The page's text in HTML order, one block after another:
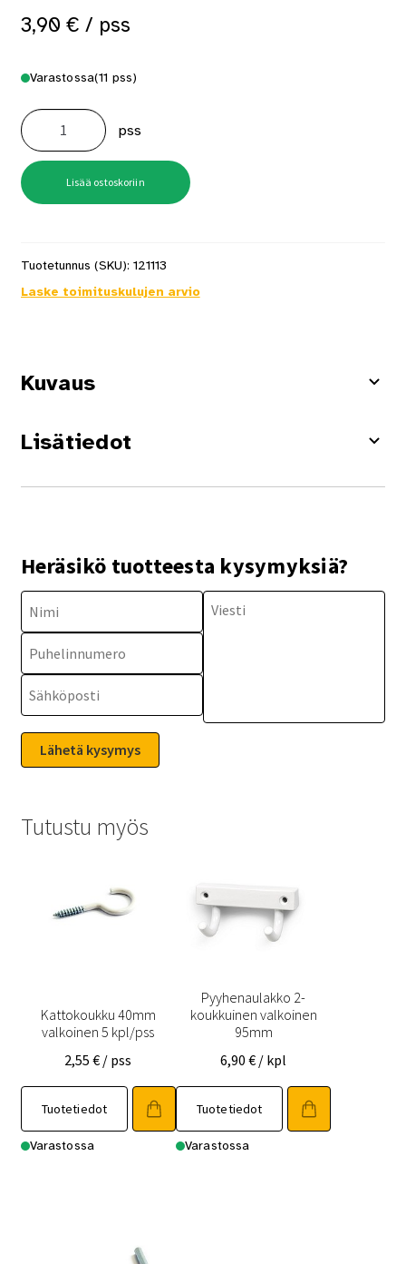
3,90 € / pss
Varastossa(11 pss)
Kattokoukku
60mm
valkoinen
5
kpl/pss
määrä
pss
Lisää ostoskoriin
Tuotetunnus (SKU): 121113
Laske toimituskulujen arvio
Kuvaus
Lisätiedot
Heräsikö tuotteesta kysymyksiä?
Tutustu myös
Kattokoukku 40mm
valkoinen 5 kpl/pss
2,55€ / pss
Tuotetiedot
Varastossa
Pyyhenaulakko 2-
koukkuinen valkoinen
95mm
6,90€ / kpl
Tuotetiedot
Varastossa